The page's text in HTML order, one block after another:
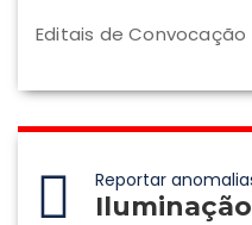
Editais de Convocação
Reportar